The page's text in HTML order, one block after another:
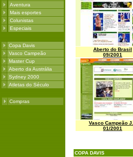
Aventura
Mais esportes
Colunistas
Especiais
Copa Davis
Vasco Campeão
Master Cup
Aberto da Austrália
Sydney 2000
Atletas do Século
Compras
Aberto do Brasil
09/2001
Vasco Campeão
01/2001
COPA DAVIS